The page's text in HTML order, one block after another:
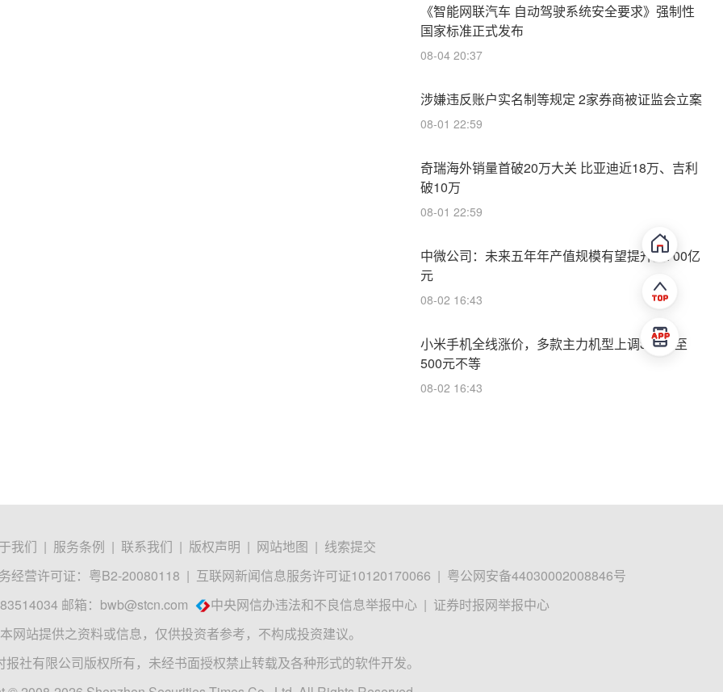
《智能网联汽车 自动驾驶系统安全要求》强制性
国家标准正式发布
08-04 20:37
涉嫌违反账户实名制等规定 2家券商被证监会立案
08-01 22:59
奇瑞海外销量首破20万大关 比亚迪近18万、吉利
破10万
08-01 22:59
中微公司：未来五年年产值规模有望提升至700亿
元
08-02 16:43
小米手机全线涨价，多款主力机型上调300元至
500元不等
08-02 16:43
我们 | 服务条例 | 联系我们 | 版权声明 | 网站地图 | 线索提交
经营许可证：粤B2-20080118 | 互联网新闻信息服务许可证10120170066 | 粤公网安备44030002008846号
邮箱： bwb@stcn.com 中央网信办违法和不良信息举报中心 | 证券时报网举报中心
本网站提供之资料或信息，仅供投资者参考，不构成投资建议。
报社有限公司版权所有，未经书面授权禁止转载及各种形式的软件开发。